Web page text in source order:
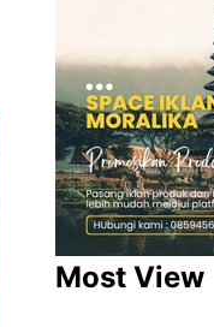
Most View